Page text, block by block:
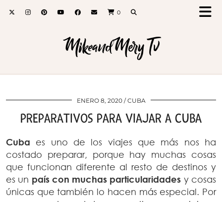
0
MikeandMery Tv
ENERO 8, 2020 CUBA
PREPARATIVOS PARA VIAJAR A CUBA
Cuba es uno de los viajes que más nos ha
costado preparar, porque hay muchas cosas
que funcionan diferente al resto de destinos y
es un país con muchas particularidades y cosas
únicas que también lo hacen más especial. Por